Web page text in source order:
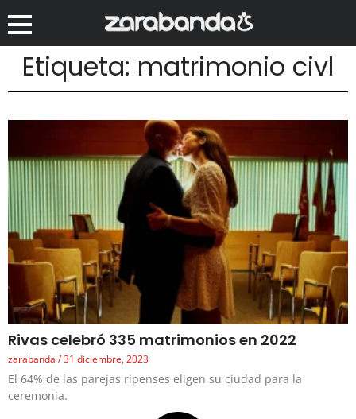
Etiqueta: matrimonio civl
Rivas celebró 335 matrimonios en 2022
zarabanda 31 diciembre, 2023
El 64% de las parejas ripenses eligen su ciudad para la
ceremonia.